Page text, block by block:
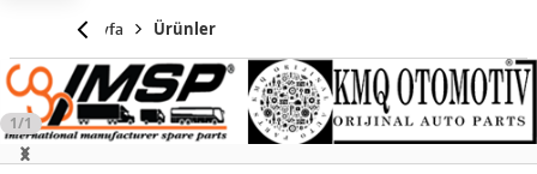
Anasayfa Ürünler
1/1